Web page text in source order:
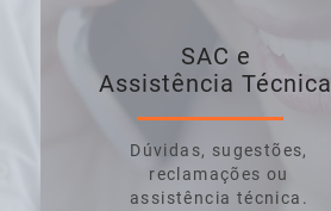
SAC e
Assistência Técnica
Dúvidas, sugestões,
reclamações ou
assistência técnica.